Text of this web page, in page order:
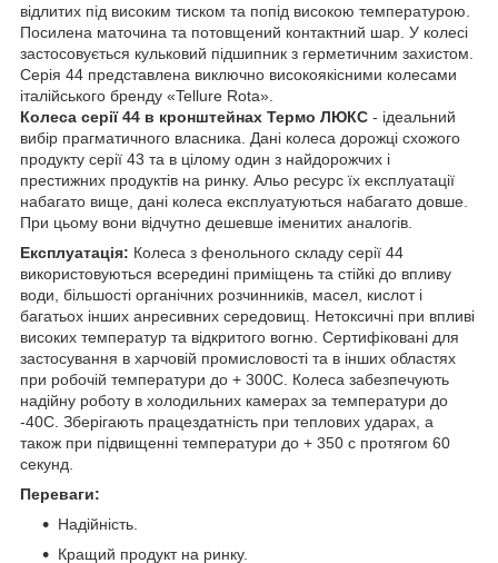
відлитих під високим тиском та попід високою температурою.
Посилена маточина та потовщений контактний шар. У колесі
застосовується кульковий підшипник з герметичним захистом.
Серія 44 представлена виключно високоякісними колесами
італійського бренду «Tellure Rota».
Колеса серії 44 в кронштейнах Термо ЛЮКС - ідеальний
вибір прагматичного власника. Дані колеса дорожці схожого
продукту серії 43 та в цілому один з найдорожчих і
престижних продуктів на ринку. Альо ресурс їх експлуатації
набагато вище, дані колеса експлуатуються набагато довше.
При цьому вони відчутно дешевше іменитих аналогів.
Експлуатація: Колеса з фенольного складу серії 44
використовуються всередині приміщень та стійкі до впливу
води, більшості органічних розчинників, масел, кислот і
багатьох інших анресивних середовищ. Нетоксичні при впливі
високих температур та відкритого вогню. Сертифіковані для
застосування в харчовій промисловості та в інших областях
при робочій температури до + 300С. Колеса забезпечують
надійну роботу в холодильних камерах за температури до
-40С. Зберігають працездатність при теплових ударах, а
також при підвищенні температури до + 350 с протягом 60
секунд.
Переваги:
Надійність.
Кращий продукт на ринку.